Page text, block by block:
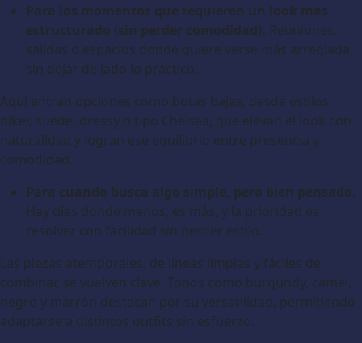
Para los momentos que requieren un look más
estructurado (sin perder comodidad). Reuniones,
salidas o espacios donde quiere verse más arreglada,
sin dejar de lado lo práctico.
Aquí entran opciones como botas bajas, desde estilos
biker, suede, dressy o tipo Chelsea, que elevan el look con
naturalidad y logran ese equilibrio entre presencia y
comodidad.
Para cuando busca algo simple, pero bien pensado.
Hay días donde menos, es más, y la prioridad es
resolver con facilidad sin perder estilo.
Las piezas atemporales, de líneas limpias y fáciles de
combinar, se vuelven clave. Tonos como burgundy, camel,
negro y marrón destacan por su versatilidad, permitiendo
adaptarse a distintos outfits sin esfuerzo.